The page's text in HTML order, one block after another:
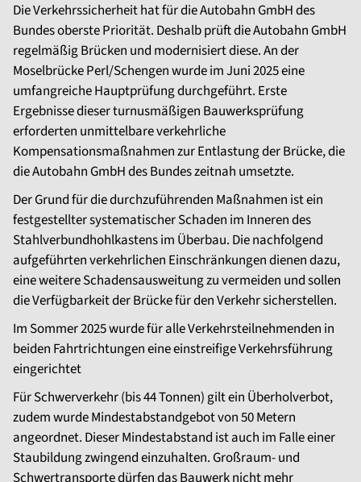
Die Verkehrssicherheit hat für die Autobahn GmbH des
Bundes oberste Priorität. Deshalb prüft die Autobahn GmbH
regelmäßig Brücken und modernisiert diese. An der
Moselbrücke Perl/Schengen wurde im Juni 2025 eine
umfangreiche Hauptprüfung durchgeführt. Erste
Ergebnisse dieser turnusmäßigen Bauwerksprüfung
erforderten unmittelbare verkehrliche
Kompensationsmaßnahmen zur Entlastung der Brücke, die
die Autobahn GmbH des Bundes zeitnah umsetzte.
Der Grund für die durchzuführenden Maßnahmen ist ein
festgestellter systematischer Schaden im Inneren des
Stahlverbundhohlkastens im Überbau. Die nachfolgend
aufgeführten verkehrlichen Einschränkungen dienen dazu,
eine weitere Schadensausweitung zu vermeiden und sollen
die Verfügbarkeit der Brücke für den Verkehr sicherstellen.
Im Sommer 2025 wurde für alle Verkehrsteilnehmenden in
beiden Fahrtrichtungen eine einstreifige Verkehrsführung
eingerichtet
Für Schwerverkehr (bis 44 Tonnen) gilt ein Überholverbot,
zudem wurde Mindestabstandgebot von 50 Metern
angeordnet. Dieser Mindestabstand ist auch im Falle einer
Staubildung zwingend einzuhalten. Großraum- und
Schwertransporte dürfen das Bauwerk nicht mehr